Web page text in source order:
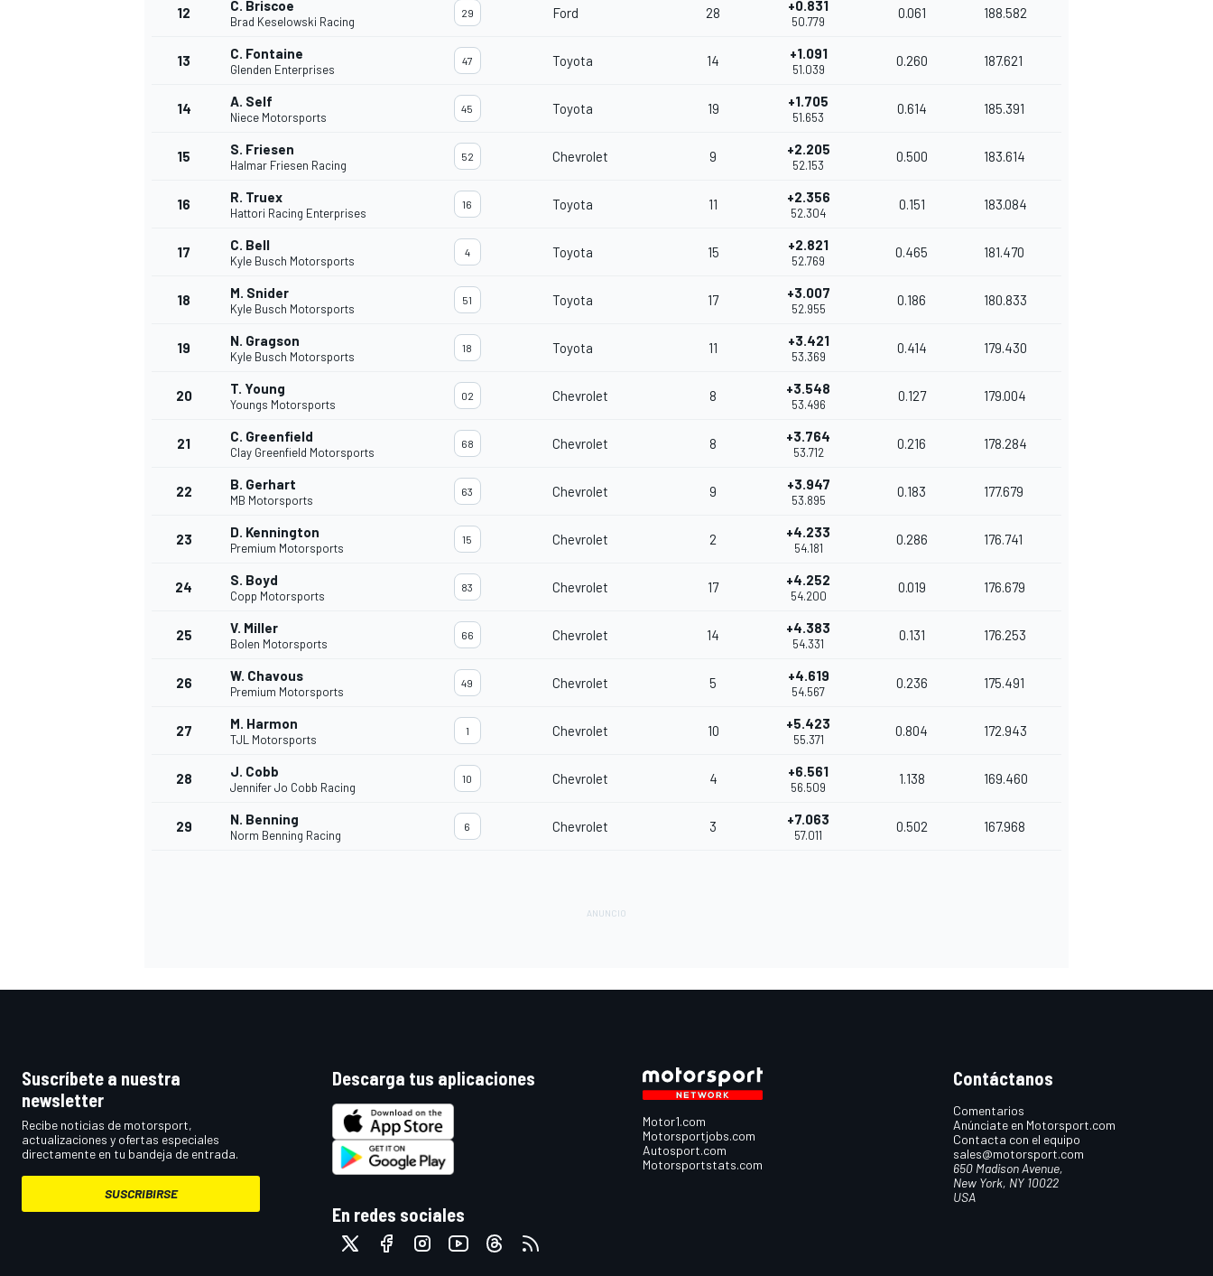
12 C. Briscoe
Brad Keselowski Racing
29 Ford 28 +0.831
50.779
0.061 188.582
13 C. Fontaine
Glenden Enterprises
47 Toyota 14 +1.091
51.039
0.260 187.621
14 A. Self
Niece Motorsports
45 Toyota 19 +1.705
51.653
0.614 185.391
15 S. Friesen
Halmar Friesen Racing
52 Chevrolet 9 +2.205
52.153
0.500 183.614
16 R. Truex
Hattori Racing Enterprises
16 Toyota 11 +2.356
52.304
0.151 183.084
17 C. Bell
Kyle Busch Motorsports
4 Toyota 15 +2.821
52.769
0.465 181.470
18 M. Snider
Kyle Busch Motorsports
51 Toyota 17 +3.007
52.955
0.186 180.833
19 N. Gragson
Kyle Busch Motorsports
18 Toyota 11 +3.421
53.369
0.414 179.430
20 T. Young
Youngs Motorsports
02 Chevrolet 8 +3.548
53.496
0.127 179.004
21 C. Greenfield
Clay Greenfield Motorsports
68 Chevrolet 8 +3.764
53.712
0.216 178.284
22 B. Gerhart
MB Motorsports
63 Chevrolet 9 +3.947
53.895
0.183 177.679
23 D. Kennington
Premium Motorsports
15 Chevrolet 2 +4.233
54.181
0.286 176.741
24 S. Boyd
Copp Motorsports
83 Chevrolet 17 +4.252
54.200
0.019 176.679
25 V. Miller
Bolen Motorsports
66 Chevrolet 14 +4.383
54.331
0.131 176.253
26 W. Chavous
Premium Motorsports
49 Chevrolet 5 +4.619
54.567
0.236 175.491
27 M. Harmon
TJL Motorsports
1 Chevrolet 10 +5.423
55.371
0.804 172.943
28 J. Cobb
Jennifer Jo Cobb Racing
10 Chevrolet 4 +6.561
56.509
1.138 169.460
29 N. Benning
Norm Benning Racing
6 Chevrolet 3 +7.063
57.011
0.502 167.968
Suscríbete a nuestra
newsletter
Recibe noticias de motorsport,
actualizaciones y ofertas especiales
directamente en tu bandeja de entrada.
SUSCRIBIRSE
Descarga tus aplicaciones
En redes sociales
Motor1.com
Motorsportjobs.com
Autosport.com
Motorsportstats.com
Contáctanos
Comentarios
Anúnciate en Motorsport.com
Contacta con el equipo
sales@motorsport.com
650 Madison Avenue,
New York, NY 10022
USA